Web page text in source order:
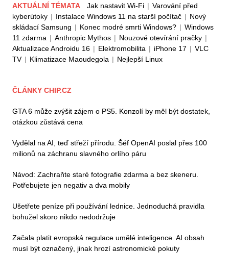
AKTUÁLNÍ TÉMATA Jak nastavit Wi-Fi | Varování před
kyberútoky | Instalace Windows 11 na starší počítač | Nový
skládací Samsung | Konec modré smrti Windows? | Windows
11 zdarma | Anthropic Mythos | Nouzové otevírání pračky |
Aktualizace Androidu 16 | Elektromobilita | iPhone 17 | VLC
TV | Klimatizace Maoudegola | Nejlepší Linux
ČLÁNKY CHIP.CZ
GTA 6 může zvýšit zájem o PS5. Konzolí by měl být dostatek,
otázkou zůstává cena
Vydělal na AI, teď střeží přírodu. Šéf OpenAI poslal přes 100
milionů na záchranu slavného orlího páru
Návod: Zachraňte staré fotografie zdarma a bez skeneru.
Potřebujete jen negativ a dva mobily
Ušetřete peníze při používání lednice. Jednoduchá pravidla
bohužel skoro nikdo nedodržuje
Začala platit evropská regulace umělé inteligence. AI obsah
musí být označený, jinak hrozí astronomické pokuty